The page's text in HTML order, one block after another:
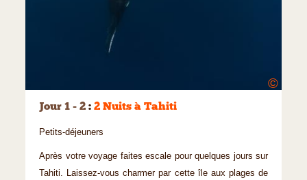
©
Jour 1 - 2 : 2 Nuits à Tahiti
Petits-déjeuners
Après votre voyage faites escale pour quelques jours sur
Tahiti. Laissez-vous charmer par cette île aux plages de